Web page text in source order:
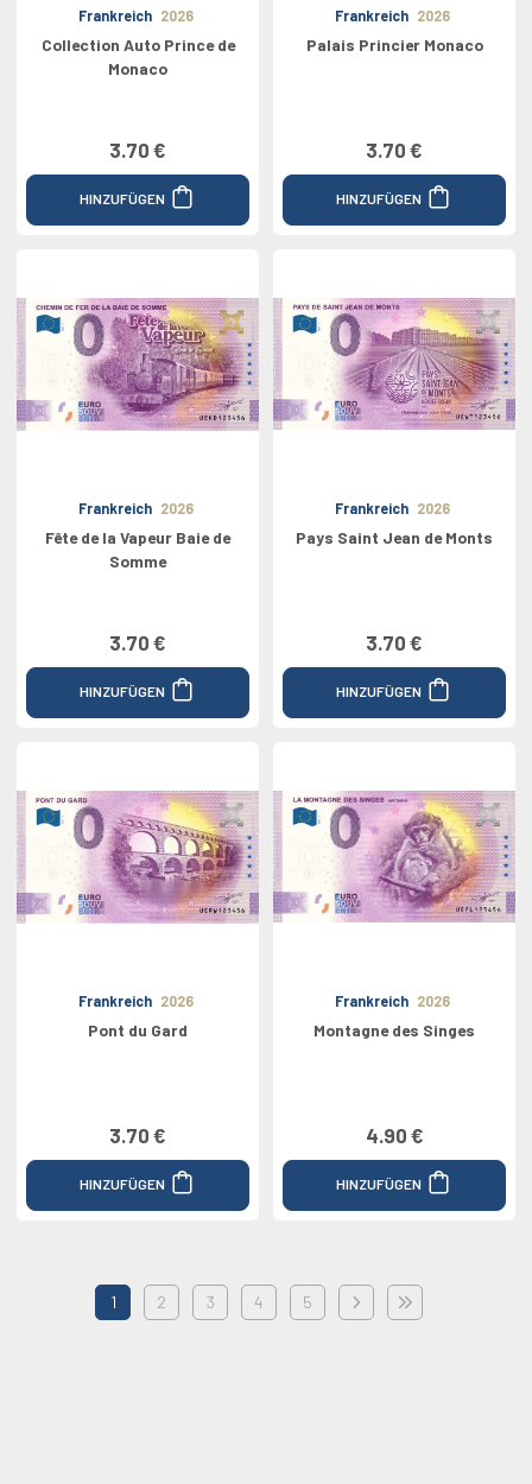
Frankreich 2026
Collection Auto Prince de
Monaco
3.70 €
HINZUFÜGEN
Frankreich 2026
Palais Princier Monaco
3.70 €
HINZUFÜGEN
Frankreich 2026
Fête de la Vapeur Baie de
Somme
3.70 €
HINZUFÜGEN
Frankreich 2026
Pays Saint Jean de Monts
3.70 €
HINZUFÜGEN
Frankreich 2026
Pont du Gard
3.70 €
HINZUFÜGEN
Frankreich 2026
Montagne des Singes
4.90 €
HINZUFÜGEN
1 2 3 4 5